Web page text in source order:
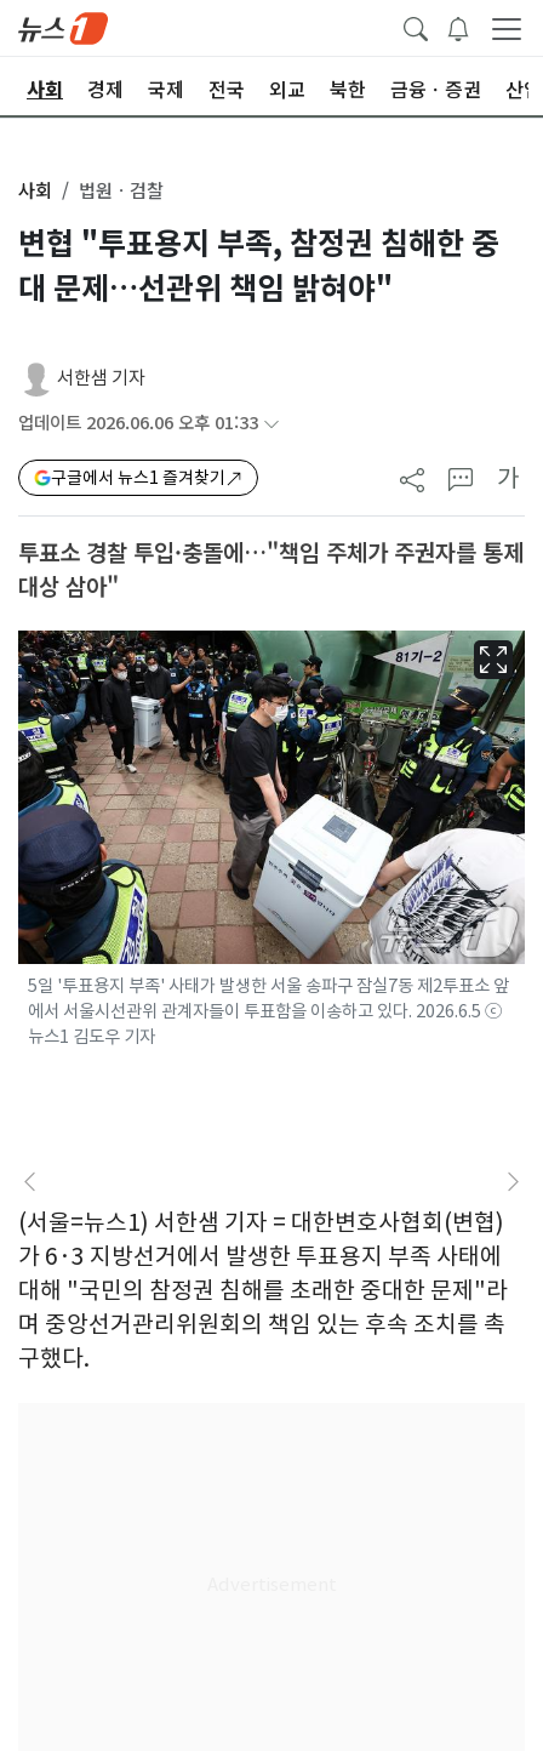
사회 경제 국제 전국 외교 북한 금융ㆍ증권 산업
사회 법원ㆍ검찰
변협 "투표용지 부족, 참정권 침해한 중
대 문제…선관위 책임 밝혀야"
서한샘 기자
업데이트 2026.06.06 오후 01:33
구글에서 뉴스1 즐겨찾기 가
투표소 경찰 투입·충돌에…"책임 주체가 주권자를 통제
대상 삼아"
5일 '투표용지 부족' 사태가 발생한 서울 송파구 잠실7동 제2투표소 앞
에서 서울시선관위 관계자들이 투표함을 이송하고 있다. 2026.6.5 ⓒ
뉴스1 김도우 기자
(서울=뉴스1) 서한샘 기자 = 대한변호사협회(변협)
가 6·3 지방선거에서 발생한 투표용지 부족 사태에
대해 "국민의 참정권 침해를 초래한 중대한 문제"라
며 중앙선거관리위원회의 책임 있는 후속 조치를 촉
구했다.